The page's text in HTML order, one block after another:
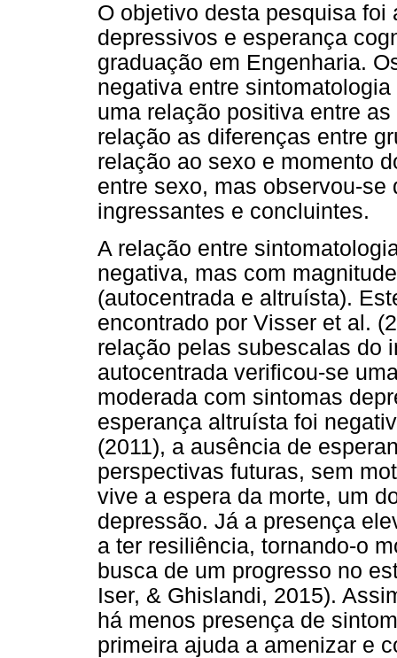
O objetivo desta pesquisa
depressivos e esperança
graduação em Engenharia.
negativa entre
uma relação positiva entre
relação as diferenças entre
relação ao sexo e momento
entre sexo, mas observou-
ingressantes e concluintes.
A relação entre
negativa, mas com
(autocentrada e altruísta).
encontrado por Visser et al.
relação pelas subescalas do
autocentrada verificou-se
moderada com sintomas
esperança altruísta foi
(2011), a ausência de
perspectivas futuras, sem
vive a espera da morte, um
depressão. Já a presença
a ter resiliência, tornando-o
busca de um progresso no
Iser, & Ghislandi, 2015).
há menos presença de
primeira ajuda a amenizar e